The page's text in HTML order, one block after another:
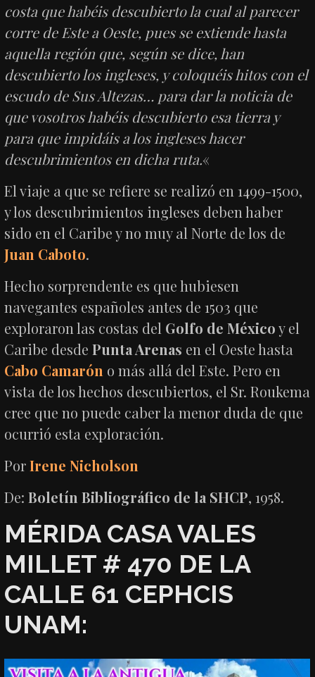
costa que habéis descubierto la cual al parecer
corre de Este a Oeste, pues se extiende hasta
aquella región que, según se dice, han
descubierto los ingleses, y coloquéis hitos con el
escudo de Sus Altezas… para dar la noticia de
que vosotros habéis descubierto esa tierra y
para que impidáis a los ingleses hacer
descubrimientos en dicha ruta.«
El viaje a que se refiere se realizó en 1499-1500,
y los descubrimientos ingleses deben haber
sido en el Caribe y no muy al Norte de los de
Juan Caboto.
Hecho sorprendente es que hubiesen
navegantes españoles antes de 1503 que
exploraron las costas del Golfo de Méxicoy el
Caribe desdePunta Arenas en el Oeste hasta
Cabo Camarón o más allá del Este. Pero en
vista de los hechos descubiertos, el Sr. Roukema
cree que no puede caber la menor duda de que
ocurrió esta exploración.
PorIrene Nicholson
De:Boletín Bibliográfico de la SHCP, 1958.
MÉRIDA CASA VALES
MILLET # 470 DE LA
CALLE 61 CEPHCIS
UNAM: